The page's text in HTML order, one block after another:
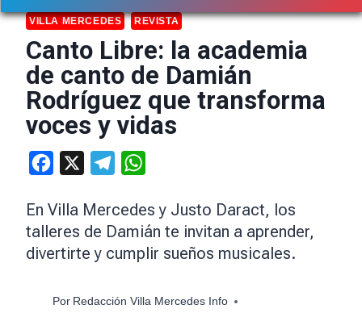
VILLA MERCEDES REVISTA
Canto Libre: la academia
de canto de Damián
Rodríguez que transforma
voces y vidas
Facebook Telegram
En Villa Mercedes y Justo Daract, los
talleres de Damián te invitan a aprender,
divertirte y cumplir sueños musicales.
Por Redacción Villa Mercedes Info